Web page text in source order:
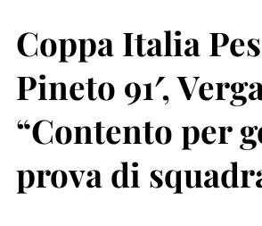
Coppa Italia
Pineto 91′,
“Contento per
prova di